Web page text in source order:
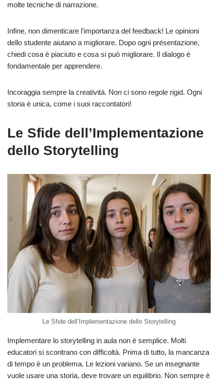
molte tecniche di narrazione.
Infine, non dimenticare l’importanza del feedback! Le opinioni
dello studente aiutano a migliorare. Dopo ogni présentazione,
chiedi cosa è piaciuto e cosa si può migliorare. Il dialogo è
fondamentale per apprendere.
Incoraggia sempre la creatività. Non ci sono regole rigid. Ogni
storia è unica, come i suoi raccontatori!
Le Sfide dell’Implementazione
dello Storytelling
Le Sfide dell’Implementazione dello Storytelling
Implementare lo storytelling in aula non è semplice. Molti
educatori si scontrano con difficoltà. Prima di tutto, la mancanza
di tempo è un problema. Le lezioni variano. Se un insegnante
vuole usare una storia, deve trovare un equilibrio. Non sempre è